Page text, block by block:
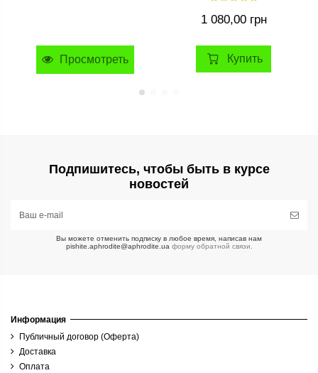
Просмотреть
1 080,00 грн
Купить
Подпишитесь, чтобы быть в курсе
новостей
Вы можете отменить подписку в любое время, написав нам
pishite.aphrodite@aphrodite.ua форму обратной связи.
Информация
Публичный договор (Оферта)
Доставка
Оплата